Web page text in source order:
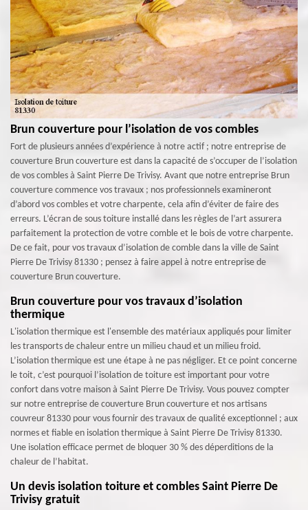
Brun couverture pour l’isolation de vos combles
Fort de plusieurs années d’expérience à notre actif ; notre entreprise de
couverture Brun couverture est dans la capacité de s’occuper de l’isolation
de vos combles à Saint Pierre De Trivisy. Avant que notre entreprise Brun
couverture commence vos travaux ; nos professionnels examineront
d’abord vos combles et votre charpente, cela afin d’éviter de faire des
erreurs. L’écran de sous toiture installé dans les règles de l’art assurera
parfaitement la protection de votre comble et le bois de votre charpente.
De ce fait, pour vos travaux d’isolation de comble dans la ville de Saint
Pierre De Trivisy 81330 ; pensez à faire appel à notre entreprise de
couverture Brun couverture.
Brun couverture pour vos travaux d’isolation
thermique
L'isolation thermique est l'ensemble des matériaux appliqués pour limiter
les transports de chaleur entre un milieu chaud et un milieu froid.
L’isolation thermique est une étape à ne pas négliger. Et ce point concerne
le toit, c’est pourquoi l’isolation de toiture est important pour votre
confort dans votre maison à Saint Pierre De Trivisy. Vous pouvez compter
sur notre entreprise de couverture Brun couverture et nos artisans
couvreur 81330 pour vous fournir des travaux de qualité exceptionnel ; aux
normes et fiable en isolation thermique à Saint Pierre De Trivisy 81330.
Une isolation efficace permet de bloquer 30 % des déperditions de la
chaleur de l’habitat.
Un devis isolation toiture et combles Saint Pierre De
Trivisy gratuit